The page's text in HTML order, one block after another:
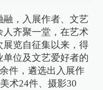
，入展作者、文艺
齐聚一堂，在艺术
览自征集以来，得
位及文艺爱好者的
件，遴选出入展作
术24件、摄影30